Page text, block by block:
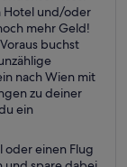
Hotel und/oder
mehr Geld!
buchst
nach Wien mit
zu deiner
ein
oder einen Flug